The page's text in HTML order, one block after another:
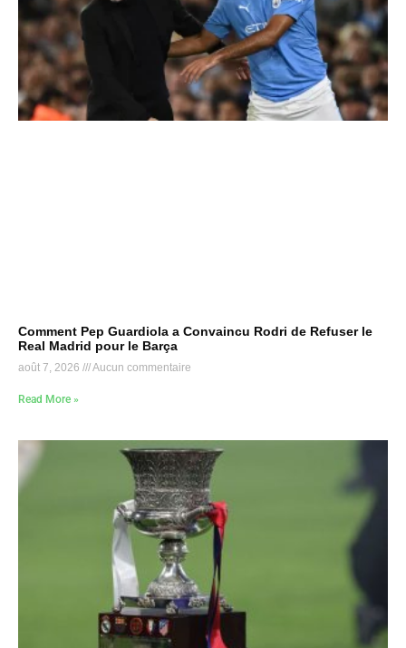
Comment Pep Guardiola a Convaincu Rodri de Refuser le
Real Madrid pour le Barça
août 7, 2026 Aucun commentaire
Read More »